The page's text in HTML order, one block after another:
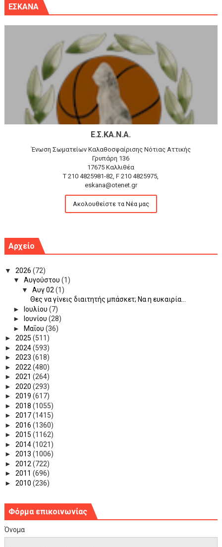
ΕΣΚΑΝΑ
Ε.Σ.ΚΑ.Ν.Α.
Ένωση Σωματείων Καλαθοσφαίρισης Νότιας Αττικής
Γρυπάρη 136
17675 Καλλιθέα
T 210 4825981-82, F 210 4825975,
eskana@otenet.gr
Ακολουθείστε τα Νέα μας
Αρχείο
▼ 2026 (72)
▼ Αυγούστου (1)
▼ Αυγ 02 (1)
Θες να γίνεις διαιτητής μπάσκετ; Να η ευκαιρία...
►
Ιουλίου (7)
►
Ιουνίου (28)
►
Μαΐου (36)
► 2025 (511)
► 2024(593)
► 2023 (618)
► 2022 (480)
► 2021 (264)
► 2020 (293)
► 2019 (617)
► 2018 (1055)
► 2017(1415)
► 2016 (1360)
► 2015 (1162)
► 2014(1021)
► 2013 (1006)
► 2012 (722)
► 2011 (696)
► 2010 (236)
Φόρμα επικοινωνίας
Όνομα